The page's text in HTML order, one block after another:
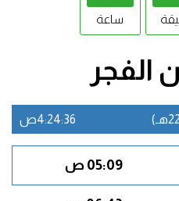
ساعة
الفجر
4:24:36ص
05:09 ص